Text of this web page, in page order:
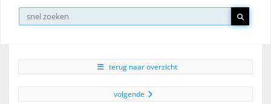
▼
terug naar overzicht
volgende